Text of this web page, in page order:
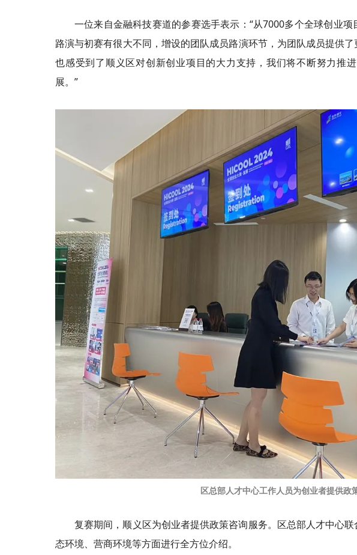
一位来自金融科技赛道的参赛选手表示：“从7000多个全球创业
路演与初赛有很大不同，增设的团队成员路演环节，为团队成员提供
也感受到了顺义区对创新创业项目的大力支持，我们将不断努力推
展。”
区总部人才中心工作人员为创业者提供政
复赛期间，顺义区为创业者提供政策咨询服务。区总部人才中心
态环境、营商环境等方面进行全方位介绍。